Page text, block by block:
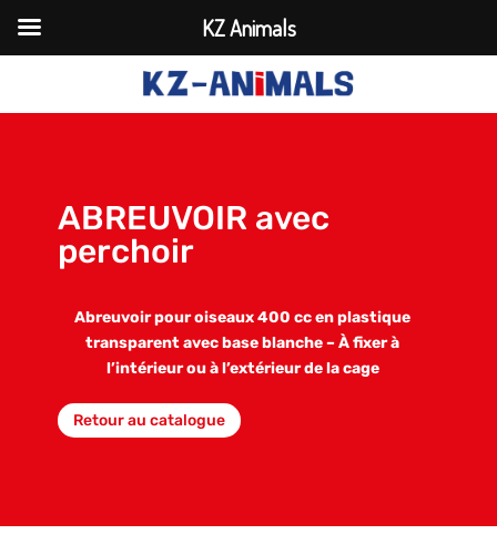
ABREUVOIR avec
perchoir
Abreuvoir pour oiseaux 400 cc en plastique
transparent avec base blanche – À fixer à
l’intérieur ou à l’extérieur de la cage
Retour au catalogue
KZ Animals